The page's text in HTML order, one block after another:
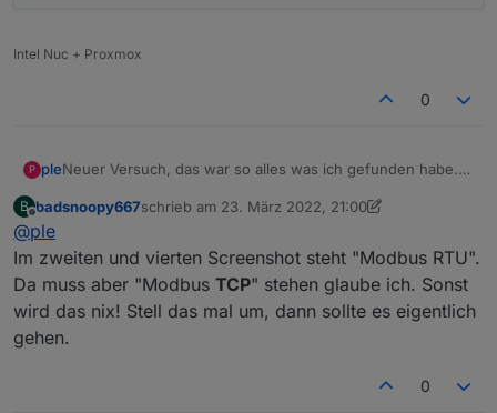
Intel Nuc + Proxmox
0
P pleNeuer Versuch, das war so alles was ich gefunden habe.
B
Offline
badsnoopy667schrieb am 23. März 2022, 21:00
zuletzt editiert von badsnoopy667
@ple
Im zweiten und vierten Screenshot steht "Modbus RTU".
Da muss aber "Modbus TCP" stehen glaube ich. Sonst
wird das nix! Stell das mal um, dann sollte es eigentlich
gehen.
0